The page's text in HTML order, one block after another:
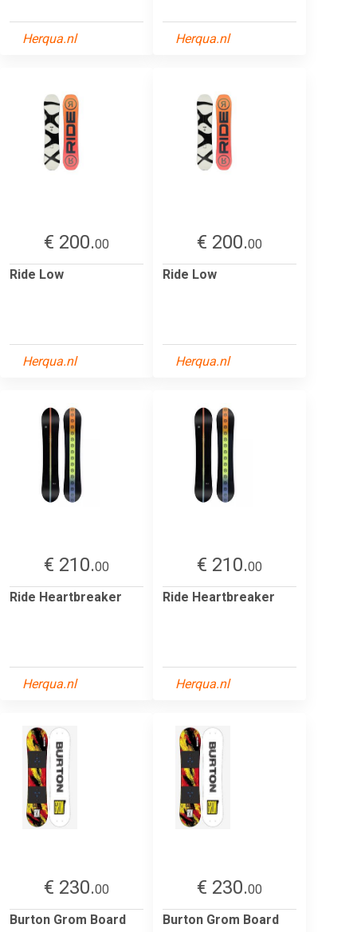
Herqua.nl Herqua.nl
€ 200.00
Ride Low
Herqua.nl
€ 200.00
Ride Low
Herqua.nl
€ 210.00
Ride Heartbreaker
Herqua.nl
€ 210.00
Ride Heartbreaker
Herqua.nl
€ 230.00
Burton Grom Board
€ 230.00
Burton Grom Board